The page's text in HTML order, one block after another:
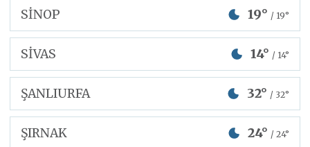
SİNOP 19° / 19°
SİVAS 14° / 14°
ŞANLIURFA 32° / 32°
ŞIRNAK 24° / 24°